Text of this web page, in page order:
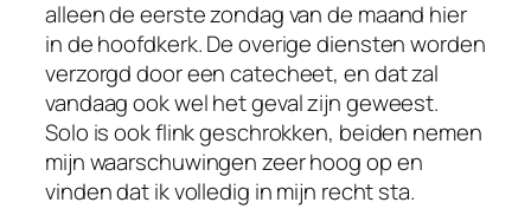
alleen de eerste zondag van de maand hier
in de hoofdkerk. De overige diensten worden
verzorgd door een catecheet, en dat zal
vandaag ook wel het geval zijn geweest.
Solo is ook flink geschrokken, beiden nemen
mijn waarschuwingen zeer hoog op en
vinden dat ik volledig in mijn recht sta.